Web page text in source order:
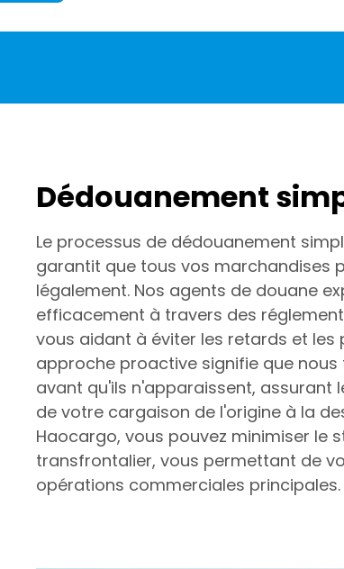
Dédouanement
Le processus de dédouanement
garantit que tous vos marchandises
légalement. Nos agents de douane
efficacement à travers des
vous aidant à éviter les retards et les
approche proactive signifie que
avant qu'ils n'apparaissent, assurant
de votre cargaison de l'origine à la
Haocargo, vous pouvez minimiser le
transfrontalier, vous permettant de
opérations commerciales principales.